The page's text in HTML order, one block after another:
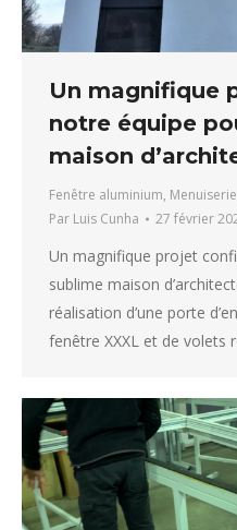
Un magnifique
notre équipe
maison
Fenêtre aluminium, Menuiserie
Par Luis Cunha 27 février
Un magnifique projet
sublime maison
réalisation d’une porte
fenêtre XXXL et de volets